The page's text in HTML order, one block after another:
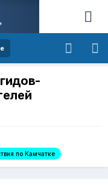
по Камчатке